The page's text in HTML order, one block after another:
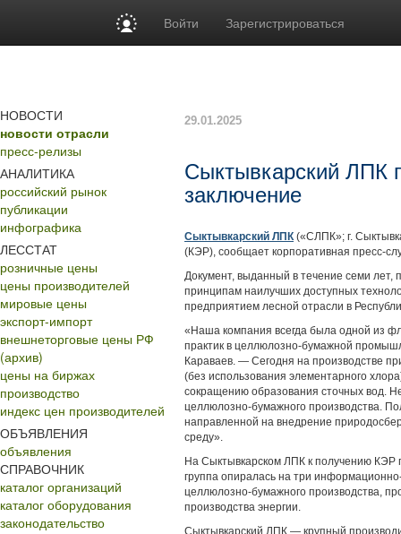
Войти Зарегистрироваться
НОВОСТИ
новости отрасли
пресс-релизы
АНАЛИТИКА
российский рынок
публикации
инфографика
ЛЕССТАТ
розничные цены
цены производителей
мировые цены
экспорт-импорт
внешнеторговые цены РФ
(архив)
цены на биржах
производство
индекс цен производителей
ОБЪЯВЛЕНИЯ
объявления
СПРАВОЧНИК
каталог организаций
каталог оборудования
законодательство
29.01.2025
Сыктывкарский ЛПК
заключение
Сыктывкарский ЛПК («СЛПК»; г.
(КЭР), сообщает корпоративная пресс-
Документ, выданный в течение семи лет,
принципам наилучших доступных
предприятием лесной отрасли в
«Наша компания всегда была одной из
практик в целлюлозно-бумажной
Караваев. — Сегодня на производстве
(без использования элементарного
сокращению образования сточных вод.
целлюлозно-бумажного производства.
направленной на внедрение
среду».
На Сыктывкарском ЛПК к получению КЭР
группа опиралась на три
целлюлозно-бумажного производства,
производства энергии.
Сыктывкарский ЛПК — крупный